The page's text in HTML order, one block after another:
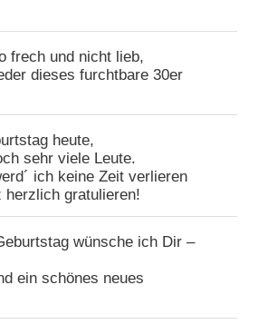
frech und nicht lieb,
dieses furchtbare 30er
heute,
sehr viele Leute.
ich keine Zeit verlieren
herzlich gratulieren!
wünsche ich Dir –
ein schönes neues